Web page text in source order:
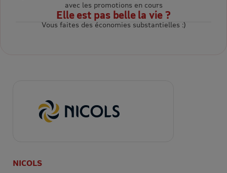
avec les promotions en cours
Elle est pas belle la vie ?
Vous faites des économies substantielles :)
NICOLS